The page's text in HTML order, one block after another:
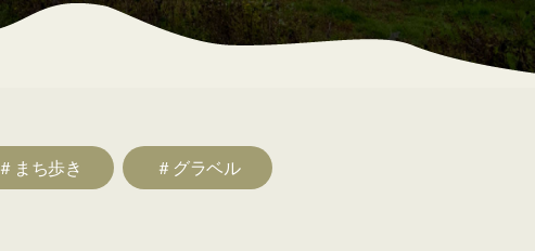
＃まち歩き ＃グラベル